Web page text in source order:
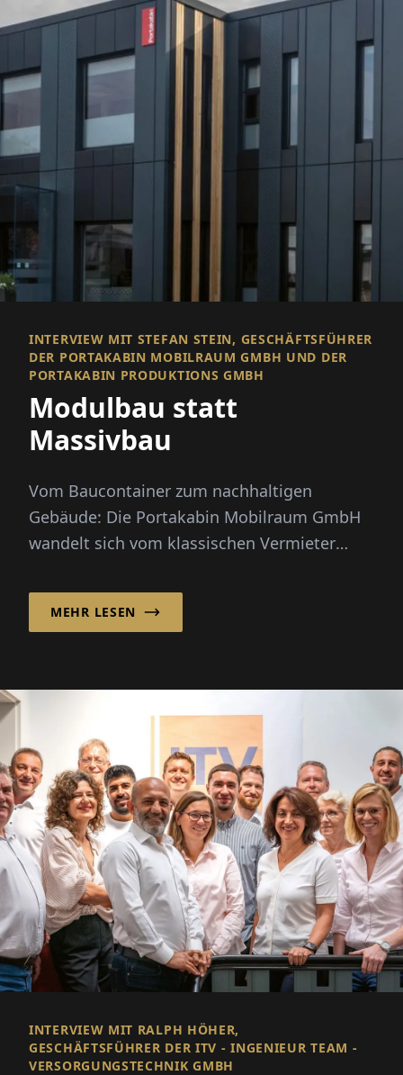
INTERVIEW MIT STEFAN STEIN, GESCHÄFTSFÜHRER
DER PORTAKABIN MOBILRAUM GMBH UND DER
PORTAKABIN PRODUKTIONS GMBH
Modulbau statt
Massivbau
Vom Baucontainer zum nachhaltigen
Gebäude: Die Portakabin Mobilraum GmbH
wandelt sich vom klassischen Vermieter
An...
MEHR LESEN
INTERVIEW MIT RALPH HÖHER,
GESCHÄFTSFÜHRER DER ITV - INGENIEUR TEAM ­
VERSORGUNGSTECHNIK GMBH